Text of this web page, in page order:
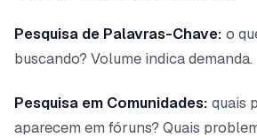
Pesquisa de Palavras-Chave: o
buscando? Volume indica demanda.
Pesquisa em Comunidades: quais
aparecem em fóruns? Quais